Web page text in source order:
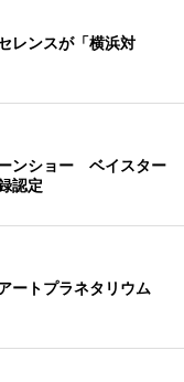
レンスが「横浜対
ンショー ベイスター
認定
ートプラネタリウム